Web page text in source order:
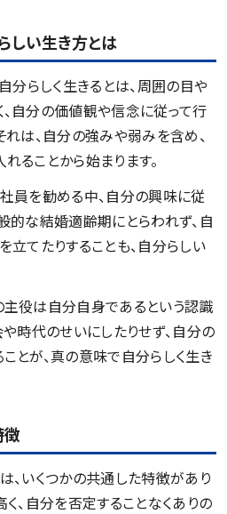
しい生き方とは
分らしく生きるとは、周囲の目や
自分の価値観や信念に従って行
れは、自分の強みや弱みを含め、
ることから始まります。
員を勧める中、自分の興味に従
的な結婚適齢期にとらわれず、自
立てたりすることも、自分らしい
役は自分自身であるという認識
や時代のせいにしたりせず、自分の
とが、真の意味で自分らしく生き
徴
、いくつかの共通した特徴があり
く、自分を否定することなくありの